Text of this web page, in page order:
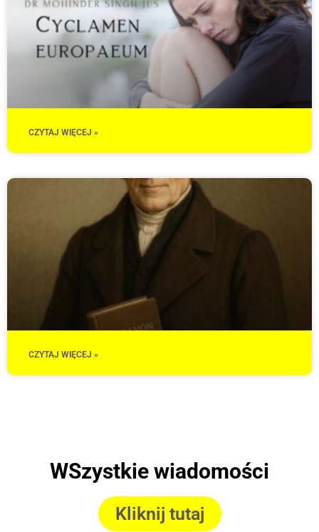
CZYTAJ WIĘCEJ »
CZYTAJ WIĘCEJ »
WSzystkie wiadomości
Kliknij tutaj